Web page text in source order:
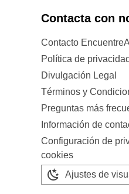
Contacta con
Contacto
Política de privacidad
Divulgación Legal
Términos y
Preguntas más
Información de
Configuración de
cookies
Ajustes de